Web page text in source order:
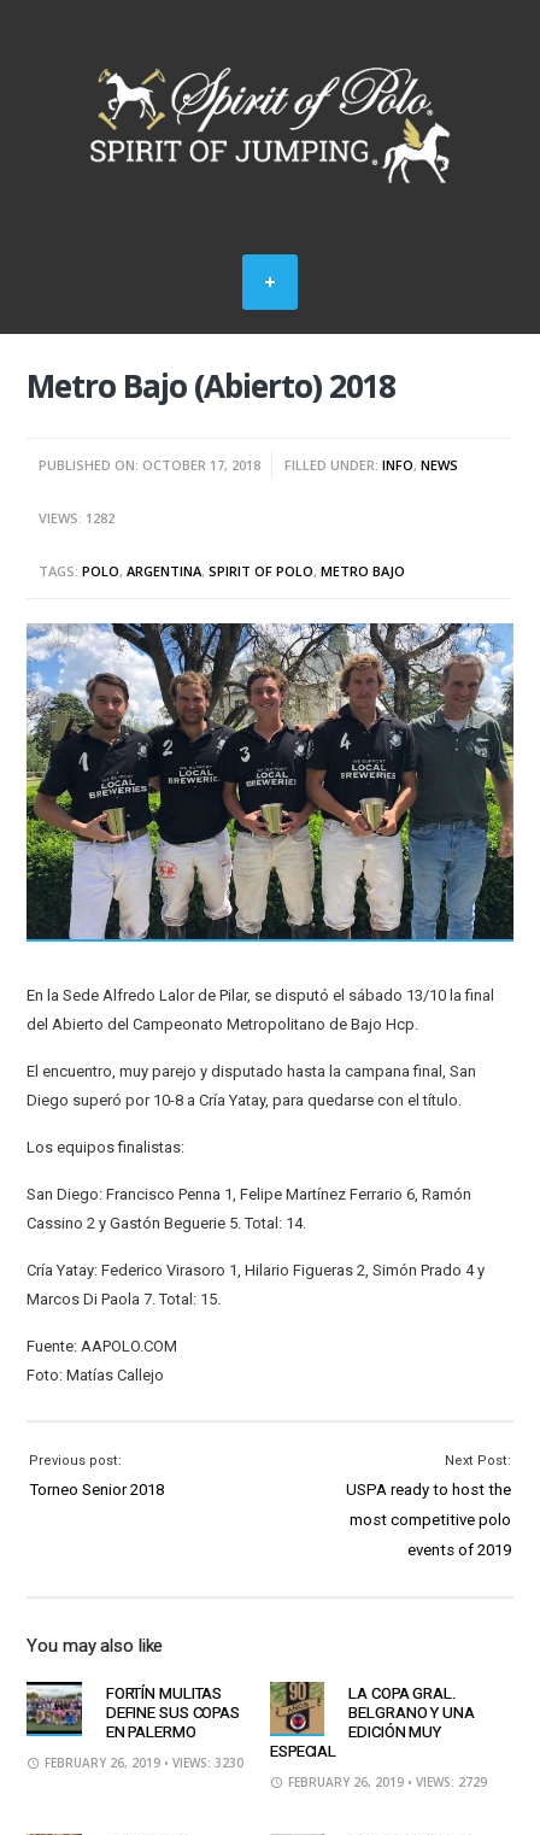
Metro Bajo (Abierto) 2018
PUBLISHED ON: OCTOBER 17, 2018 FILLED UNDER:INFO,NEWS
VIEWS: 1282
TAGS:POLO,ARGENTINA,SPIRIT OF POLO,METRO BAJO
En la Sede Alfredo Lalor de Pilar, se disputó el sábado 13/10 la final
del Abierto del Campeonato Metropolitano de Bajo Hcp.
El encuentro, muy parejo y disputado hasta la campana final, San
Diego superó por 10-8 a Cría Yatay, para quedarse con el título.
Los equipos finalistas:
San Diego: Francisco Penna 1, Felipe Martínez Ferrario 6, Ramón
Cassino 2 y Gastón Beguerie 5. Total: 14.
Cría Yatay: Federico Virasoro 1, Hilario Figueras 2, Simón Prado 4 y
Marcos Di Paola 7. Total: 15.
Fuente: AAPOLO.COM
Foto: Matías Callejo
Previous post:
Torneo Senior 2018
Next Post:
USPA ready to host the
most competitive polo
events of 2019
You may also like
FORTÍN MULITAS
DEFINE SUS COPAS
EN PALERMO
FEBRUARY 26, 2019 • VIEWS: 3230
LA COPA GRAL.
BELGRANO Y UNA
EDICIÓN MUY
ESPECIAL
FEBRUARY 26, 2019 • VIEWS: 2729